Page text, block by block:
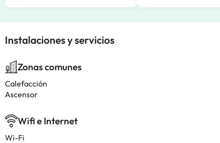
Instalaciones y servicios
Zonas comunes
Calefacción
Ascensor
Wifi e Internet
Wi-Fi